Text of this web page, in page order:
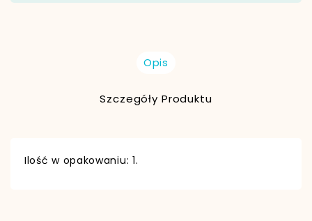
Opis
Szczegóły Produktu
Ilość w opakowaniu: 1.